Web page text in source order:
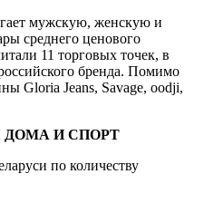
мужскую, женскую и
среднего ценового
11 торговых точек, в
бренда. Помимо
Gloria Jeans, Savage, oodji,
И СПОРТ